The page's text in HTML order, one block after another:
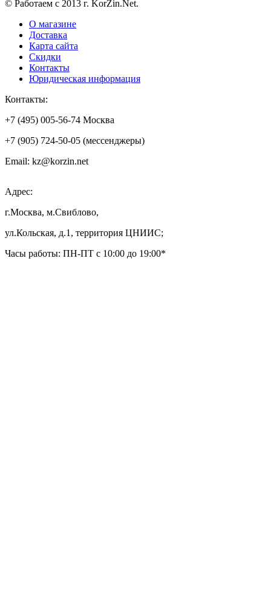
© Работаем с 2013 г. KorZin.Net.
О магазине
Доставка
Карта сайта
Скидки
Контакты
Юридическая информация
Контакты:
+7 (495) 005-56-74 Москва
+7 (905) 724-50-05 (мессенджеры)
Email: kz@korzin.net
Адрес:
г.Москва, м.Свиблово,
ул.Кольская, д.1, территория ЦНИИС;
Часы работы: ПН-ПТ с 10:00 до 19:00*